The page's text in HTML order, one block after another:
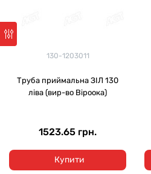
130-1203011
Труба приймальна ЗІЛ 130
ліва (вир-во Віроока)
1523.65 грн.
Купити